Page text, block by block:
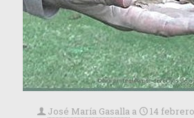
José María Gasalla a
14